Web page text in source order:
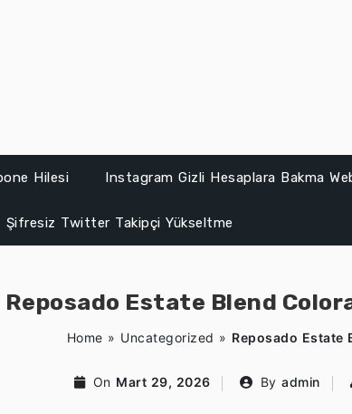
Hilesi Instagram Gizli Hesaplara Bakma
Şifresiz Twitter Takipçi Yükseltme
Reposado Estate Blend
Home » Uncategorized » Reposado Estate
On Mart 29, 2026 By admin